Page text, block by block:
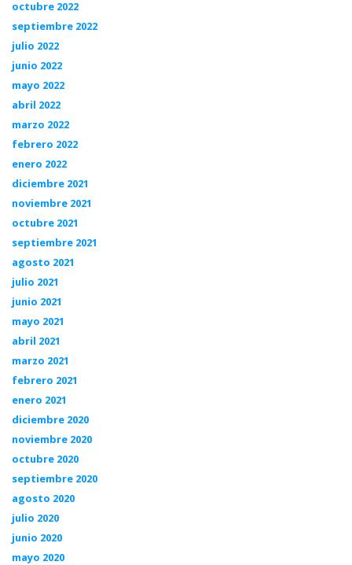
octubre 2022
septiembre 2022
julio 2022
junio 2022
mayo 2022
abril 2022
marzo 2022
febrero 2022
enero 2022
diciembre 2021
noviembre 2021
octubre 2021
septiembre 2021
agosto 2021
julio 2021
junio 2021
mayo 2021
abril 2021
marzo 2021
febrero 2021
enero 2021
diciembre 2020
noviembre 2020
octubre 2020
septiembre 2020
agosto 2020
julio 2020
junio 2020
mayo 2020